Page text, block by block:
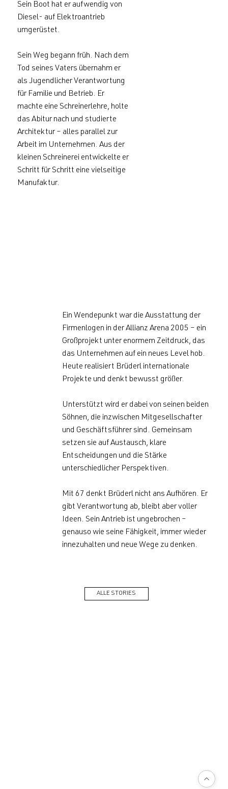
Sein Boot hat er aufwendig von
Diesel- auf Elektroantrieb
umgerüstet.
Sein Weg begann früh. Nach dem
Tod seines Vaters übernahm er
als Jugendlicher Verantwortung
für Familie und Betrieb. Er
machte eine Schreinerlehre, holte
das Abitur nach und studierte
Architektur – alles parallel zur
Arbeit im Unternehmen. Aus der
kleinen Schreinerei entwickelte er
Schritt für Schritt eine vielseitige
Manufaktur.
Ein Wendepunkt war die Ausstattung der
Firmenlogen in der Allianz Arena 2005 – ein
Großprojekt unter enormem Zeitdruck, das
das Unternehmen auf ein neues Level hob.
Heute realisiert Brüderl internationale
Projekte und denkt bewusst größer.
Unterstützt wird er dabei von seinen beiden
Söhnen, die inzwischen Mitgesellschafter
und Geschäftsführer sind. Gemeinsam
setzen sie auf Austausch, klare
Entscheidungen und die Stärke
unterschiedlicher Perspektiven.
Mit 67 denkt Brüderl nicht ans Aufhören. Er
gibt Verantwortung ab, bleibt aber voller
Ideen. Sein Antrieb ist ungebrochen –
genauso wie seine Fähigkeit, immer wieder
innezuhalten und neue Wege zu denken.
ALLE STORIES